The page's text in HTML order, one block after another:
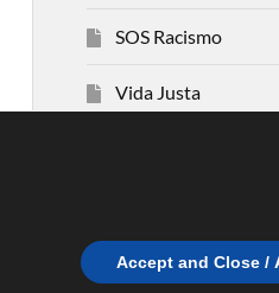
SOS Racismo
Vida Justa
Accept and Close /